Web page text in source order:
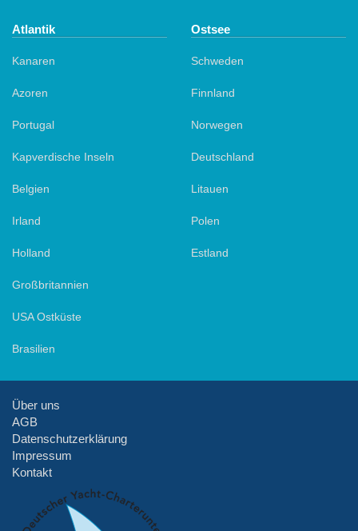
Atlantik
Kanaren
Azoren
Portugal
Kapverdische Inseln
Belgien
Irland
Holland
Großbritannien
USA Ostküste
Brasilien
Ostsee
Schweden
Finnland
Norwegen
Deutschland
Litauen
Polen
Estland
Über uns
AGB
Datenschutzerklärung
Impressum
Kontakt